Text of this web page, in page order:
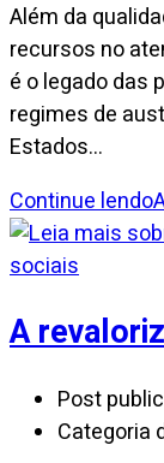
Além da
recursos no
é o legado das
regimes de
Estados…
Continue lendo
A
Post
Categoria